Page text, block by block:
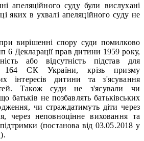
апеляційного суду були вислухані
яких в ухвалі апеляційного суду не
вирішенні спору суди помилково
6 Декларації прав дитини 1959 року,
або відсутність підстав для
164 СК України, крізь призму
інтересів дитини та з'ясування
Також суди не з'ясували чи
батьків не позбавлять батьківських
чи страждатимуть діти через
через неповноцінне виховання та
підтримки (постанова від 03.05.2018 у
).